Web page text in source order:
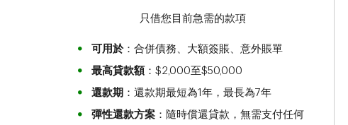
只借您目前急需的款項
可用於：合併債務、大額簽賬、意外賬單
最高貸款額 ：$2,000至$50,000
還款期 ：還款期最短為1年，最長為7年
彈性還款方案 ：隨時償還貸款，無需支付任何